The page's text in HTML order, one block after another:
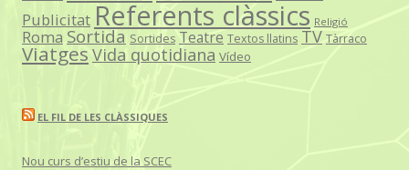
PublicitatReferents clàssics Religió
Roma Sortida Sortides Teatre Textos llatins TV Tàrraco
ViatgesVida quotidiana Vídeo
EL FIL DE LES CLÀSSIQUES
Nou curs d’estiu de la SCEC